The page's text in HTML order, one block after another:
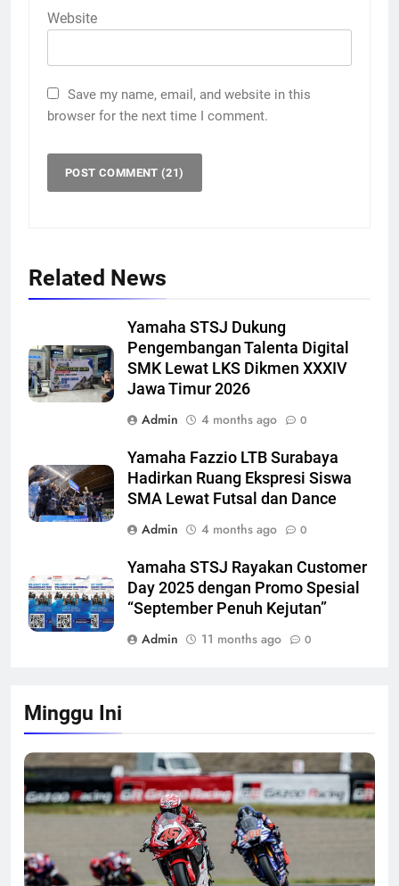
Website
Save my name, email, and website in this
browser for the next time I comment.
Related News
Yamaha STSJ Dukung
Pengembangan Talenta Digital
SMK Lewat LKS Dikmen XXXIV
Jawa Timur 2026
Admin
4 months ago 0
Yamaha Fazzio LTB Surabaya
Hadirkan Ruang Ekspresi Siswa
SMA Lewat Futsal dan Dance
Admin
4 months ago 0
Yamaha STSJ Rayakan Customer
Day 2025 dengan Promo Spesial
“September Penuh Kejutan”
Admin
11 months ago 0
Minggu Ini